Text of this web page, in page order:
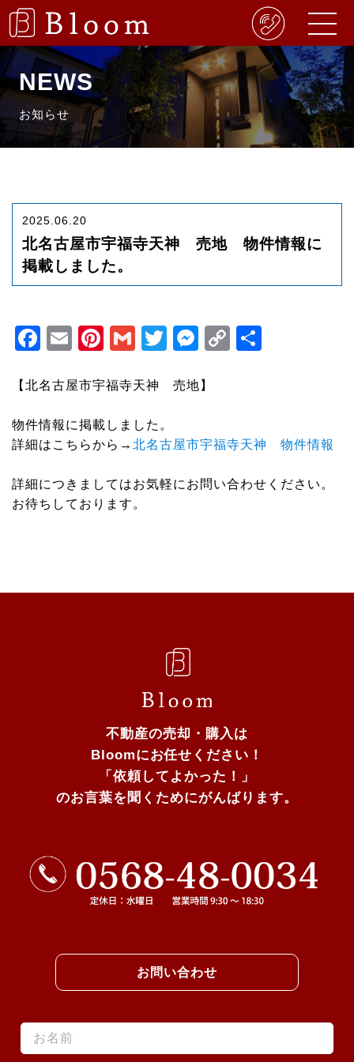
NEWS
お知らせ
2025.06.20
北名古屋市宇福寺天神 売地 物件情報に
掲載しました。
Facebook
EmailPinterest
GmailTwitter
Messenger
Copy
Link
【北名古屋市宇福寺天神 売地】
物件情報に掲載しました。
詳細はこちらから→北名古屋市宇福寺天神 物件情報
詳細につきましてはお気軽にお問い合わせください。
お待ちしております。
不動産の売却・購入は
Bloomにお任せください！
「依頼してよかった！」
のお言葉を聞くためにがんばります。
お問い合わせ